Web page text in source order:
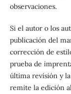
observaciones.
Si el autor o los
publicación del
corrección de
prueba de
última revisión y
remite la edición